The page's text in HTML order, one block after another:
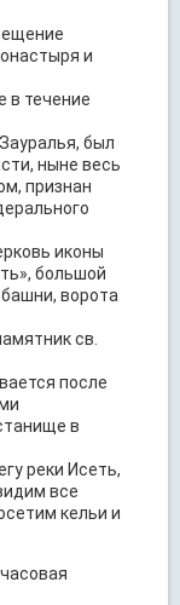
и
в течение
был
ныне весь
признан
иконы
большой
ворота
св.
после
в
реки Исеть,
все
кельи и